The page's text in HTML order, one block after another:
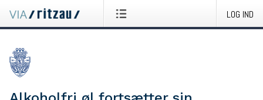
LOG IND